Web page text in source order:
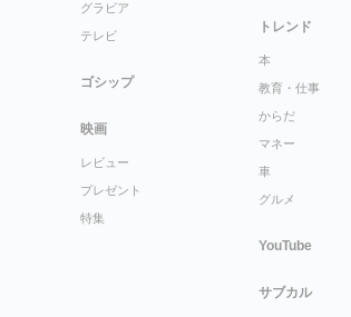
グラビア
テレビ
ゴシップ
映画
レビュー
プレゼント
特集
トレンド
本
教育・仕事
からだ
マネー
車
グルメ
YouTube
サブカル